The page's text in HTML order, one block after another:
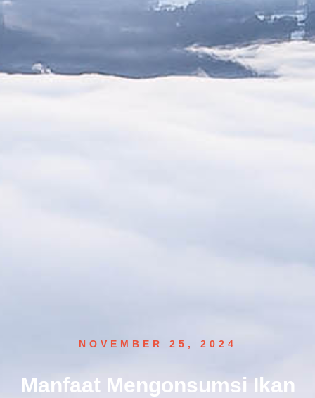
NOVEMBER 25, 2024
Manfaat Mengonsumsi Ikan